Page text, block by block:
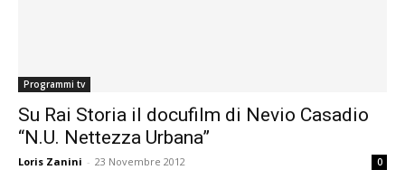
Programmi tv
Su Rai Storia il docufilm di Nevio Casadio
“N.U. Nettezza Urbana”
Loris Zanini - 23 Novembre 2012 0